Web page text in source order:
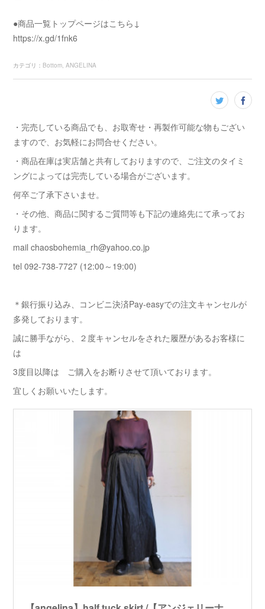
●商品一覧トップページはこちら↓
https://x.gd/1fnk6
カテゴリ ： Bottom ANGELINA
・完売している商品でも、お取寄せ・再製作可能な物もござい
ますので、お気軽にお問合せください。
・商品在庫は実店舗と共有しておりますので、ご注文のタイミ
ングによっては完売している場合がございます。
何卒ご了承下さいませ。
・その他、商品に関するご質問等も下記の連絡先にて承ってお
ります。
mail chaosbohemia_rh@yahoo.co.jp
tel 092-738-7727 (12:00～19:00)
＊銀行振り込み、コンビニ決済Pay-easyでの注文キャンセルが
多発しております。
誠に勝手ながら、２度キャンセルをされた履歴があるお客様に
は
3度目以降は ご購入をお断りさせて頂いております。
宜しくお願いいたします。